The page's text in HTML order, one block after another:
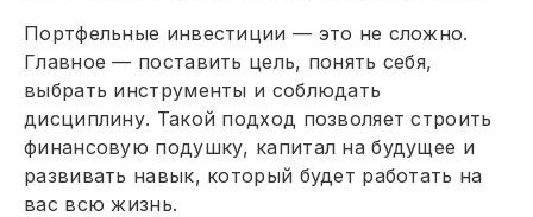
Портфельные инвестиции — это не сложно.
Главное — поставить цель, понять себя,
выбрать инструменты и соблюдать
дисциплину. Такой подход позволяет строить
финансовую подушку, капитал на будущее и
развивать навык, который будет работать на
вас всю жизнь.